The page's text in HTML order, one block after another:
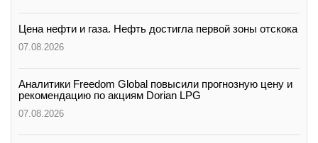
Цена нефти и газа. Нефть достигла первой зоны отскока
07.08.2026
Аналитики Freedom Global повысили прогнозную цену и
рекомендацию по акциям Dorian LPG
07.08.2026